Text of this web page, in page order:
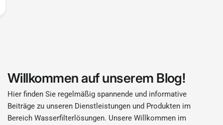
Willkommen auf unserem Blog!
Hier finden Sie regelmäßig spannende und informative
Beiträge zu unseren Dienstleistungen und Produkten im
Bereich Wasserfilterlösungen. Unsere Willkommen im